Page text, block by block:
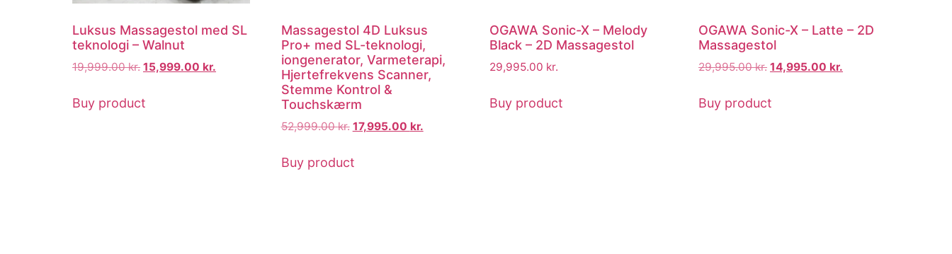
Luksus Massagestol med SL
teknologi – Walnut
19,999.00kr. 15,999.00 kr.
Buy product
Massagestol 4D Luksus
Pro+ med SL-teknologi,
iongenerator, Varmeterapi,
Hjertefrekvens Scanner,
Stemme Kontrol &
Touchskærm
52,999.00kr. 17,995.00 kr.
Buy product
OGAWA Sonic-X – Melody
Black – 2D Massagestol
29,995.00 kr.
Buy product
OGAWA Sonic-X – Latte – 2D
Massagestol
29,995.00kr. 14,995.00 kr.
Buy product